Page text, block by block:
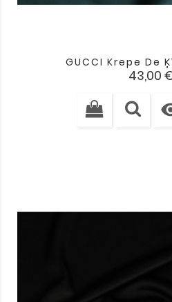
GUCCI Krepe De
Cena
43,00